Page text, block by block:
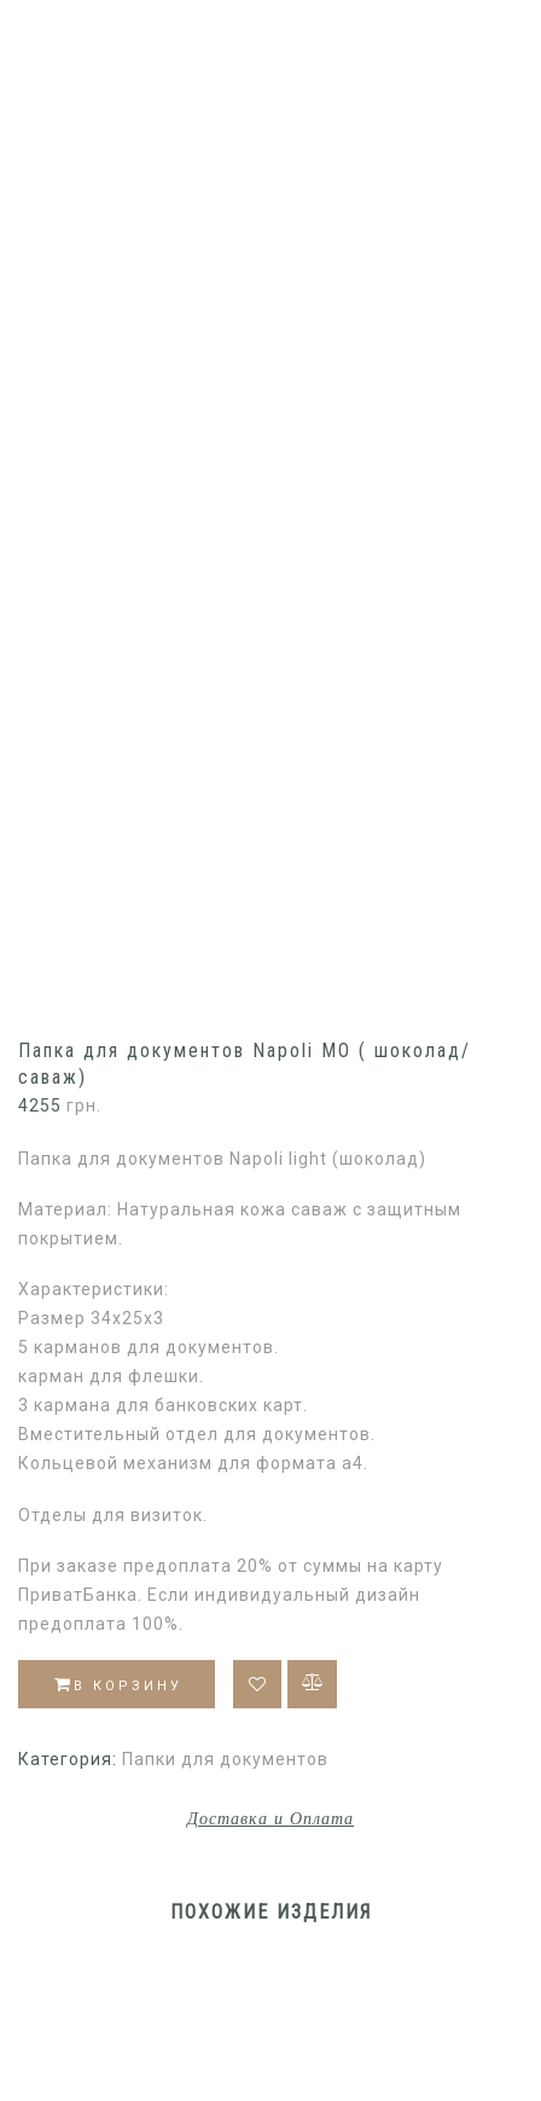
Папка для документов Napoli МО ( шоколад/
саваж)
4255 грн.
Папка для документов Napoli light (шоколад)
Материал: Натуральная кожа саваж с защитным
покрытием.
Характеристики:
Размер 34х25х3
5 карманов для документов.
карман для флешки.
3 кармана для банковских карт.
Вместительный отдел для документов.
Кольцевой механизм для формата а4.
Отделы для визиток.
При заказе предоплата 20% от суммы на карту
ПриватБанка. Если индивидуальный дизайн
предоплата 100%.
В КОРЗИНУ
Категория: Папки для документов
Доставка и Оплата
ПОХОЖИЕ ИЗДЕЛИЯ